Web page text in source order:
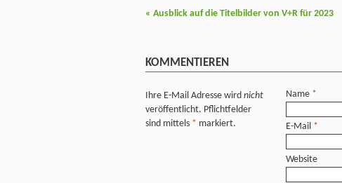
« Ausblick auf die Titelbilder von V+R für 2023
KOMMENTIEREN
Ihre E-Mail Adresse wird nicht
veröffentlicht. Pflichtfelder
sind mittels * markiert.
Name *
E-Mail *
Website